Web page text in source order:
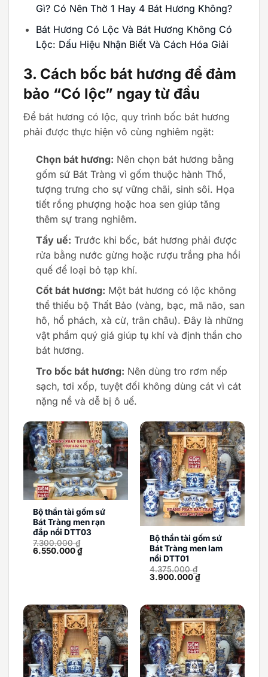
Gì? Có Nên Thờ 1 Hay 4 Bát Hương Không?
Bát Hương Có Lộc Và Bát Hương Không Có
Lộc: Dấu Hiệu Nhận Biết Và Cách Hóa Giải
3. Cách bốc bát hương để đảm
bảo “Có lộc” ngay từ đầu
Để bát hương có lộc, quy trình bốc bát hương
phải được thực hiện vô cùng nghiêm ngặt:
Chọn bát hương: Nên chọn bát hương bằng
gốm sứ Bát Tràng vì gốm thuộc hành Thổ,
tượng trưng cho sự vững chãi, sinh sôi. Họa
tiết rồng phượng hoặc hoa sen giúp tăng
thêm sự trang nghiêm.
Tẩy uế: Trước khi bốc, bát hương phải được
rửa bằng nước gừng hoặc rượu trắng pha hồi
quế để loại bỏ tạp khí.
Cốt bát hương: Một bát hương có lộc không
thể thiếu bộ Thất Bảo (vàng, bạc, mã não, san
hô, hổ phách, xà cừ, trân châu). Đây là những
vật phẩm quý giá giúp tụ khí và định thần cho
bát hương.
Tro bốc bát hương: Nên dùng tro rơm nếp
sạch, tơi xốp, tuyệt đối không dùng cát vì cát
nặng nề và dễ bị ô uế.
Bộ thần tài gốm sứ
Bát Tràng men rạn
đắp nổi DTT03
7.300.000₫
Giá
6.550.000₫Giá
Bộ thần tài gốm sứ
Bát Tràng men lam
nổi DTT01
4.375.000₫
Giá
3.900.000₫Giá
3.900.000 ₫.